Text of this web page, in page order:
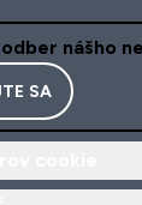
odber nášho
SA